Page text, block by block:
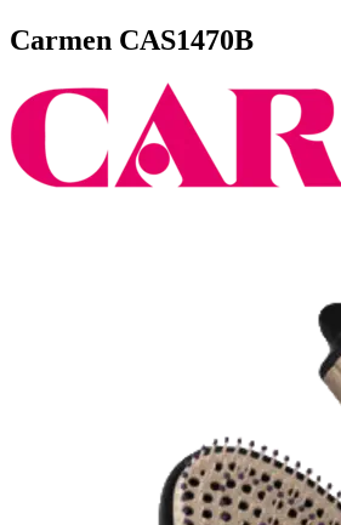
Carmen CAS1470B